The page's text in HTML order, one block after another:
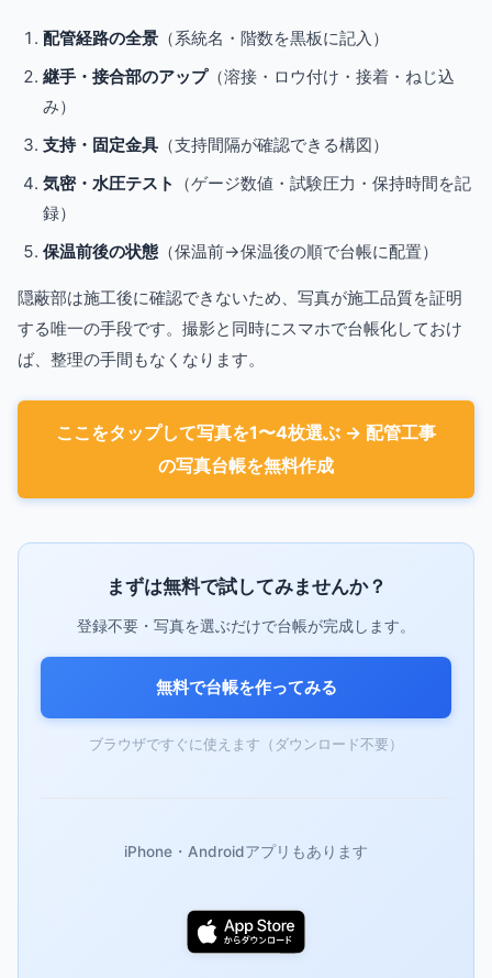
配管経路の全景（系統名・階数を黒板に記入）
継手・接合部のアップ（溶接・ロウ付け・接着・ねじ込
み）
支持・固定金具（支持間隔が確認できる構図）
気密・水圧テスト
（ゲージ数値・試験圧力・保持時間を記
録）
保温前後の状態（保温前→保温後の順で台帳に配置）
隠蔽部は施工後に確認できないため、写真が施工品質を証明
する唯一の手段です。撮影と同時にスマホで台帳化しておけ
ば、整理の手間もなくなります。
ここをタップして写真を1〜4枚選ぶ → 配管工事
の写真台帳を無料作成
まずは無料で試してみませんか？
登録不要・写真を選ぶだけで台帳が完成します。
無料で台帳を作ってみる
ブラウザですぐに使えます（ダウンロード不要）
iPhone・Androidアプリもあります